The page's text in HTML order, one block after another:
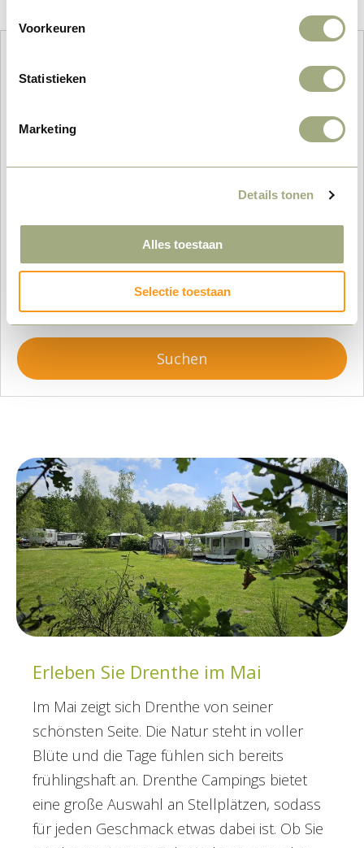
Voorkeuren
Statistieken
Marketing
Details tonen
Alles toestaan
Selectie toestaan
Wer kommt mit?
– +
Abreise:
Suchen
Erleben Sie Drenthe im Mai
Im Mai zeigt sich Drenthe von seiner
schönsten Seite. Die Natur steht in voller
Blüte und die Tage fühlen sich bereits
frühlingshaft an. Drenthe Campings bietet
eine große Auswahl an Stellplätzen, sodass
für jeden Geschmack etwas dabei ist. Ob Sie